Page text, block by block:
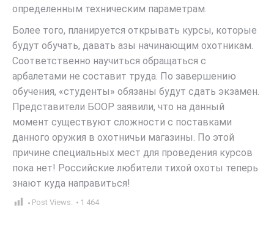
определенным техническим параметрам.
Более того, планируется открывать курсы, которые
будут обучать, давать азы начинающим охотникам.
Соответственно научиться обращаться с
арбалетами не составит труда. По завершению
обучения, «студенты» обязаны будут сдать экзамен.
Представители БООР заявили, что на данный
момент существуют сложности с поставками
данного оружия в охотничьи магазины. По этой
причине специальных мест для проведения курсов
пока нет! Российские любители тихой охоты теперь
знают куда направиться!
Post Views: 1 464